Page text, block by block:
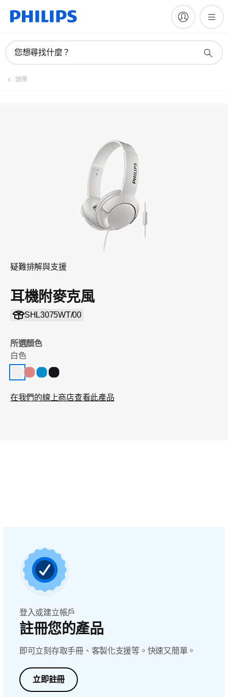
您想尋找什麼？
頭帶
疑難排解與支援
耳機附麥克風
SHL3075WT/00
所選顏色
白色
在我們的線上商店查看此產品
註冊產品
登入或建立帳戶
註冊您的產品
即可立刻存取手冊、客製化支援等。快速又簡單。
立即註冊